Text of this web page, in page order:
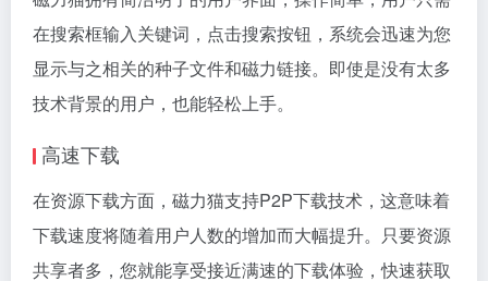
在搜索框输入关键词，点击搜索按钮，系统会迅速为您
显示与之相关的种子文件和磁力链接。即使是没有太多
技术背景的用户，也能轻松上手。
高速下载
在资源下载方面，磁力猫支持P2P下载技术，这意味着
下载速度将随着用户人数的增加而大幅提升。只要资源
共享者多，您就能享受接近满速的下载体验，快速获取